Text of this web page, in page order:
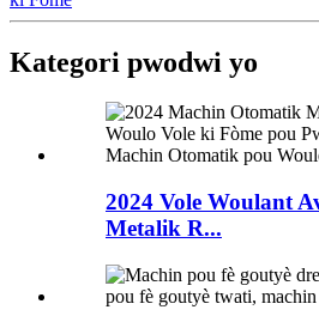
Kategori pwodwi yo
2024 Vole Woulant
Metalik R...